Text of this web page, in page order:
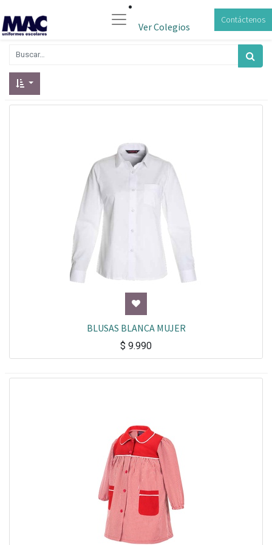
Ver Colegios
Contáctenos
BLUSAS BLANCA MUJER
$ 9.990